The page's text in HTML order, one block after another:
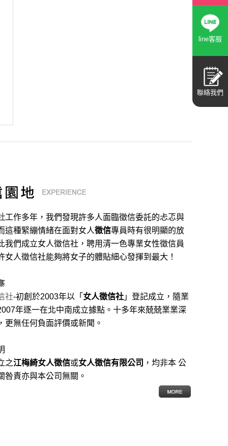
line客服
聯絡我們
工作多年，我們發現許多人面臨徵信委託的忐忑與
這種緊繃情緒在面對女人徵信專員時有很明顯的放
我們成立女人徵信社，聘用清一色專業女性徵信員
女人徵信社能夠將女子的體貼細心發揮到最大 ！
社-初創於2003年以「 女人徵信社 」登記成立，隨業
年逐一在北中南成立據點。十多年來兢兢業業深
更無任何負面評價或新聞。
之江梅綺女人徵信或女人徵信有限公司 ，均非本 公
咎責亦與本公司無關。